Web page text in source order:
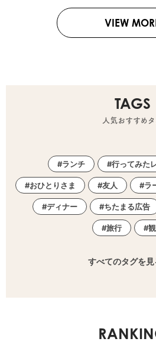
VIEW
TAGS
人気おすすめ
ランチ 行ってみた
おひとりさま 友人 ラ
ディナー ちたまる広告
旅行
すべてのタグを見